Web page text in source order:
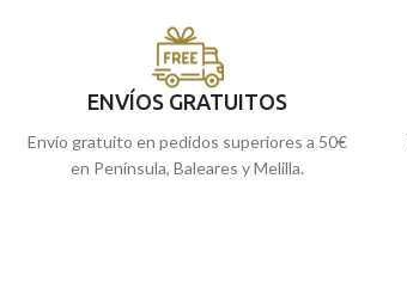
ENVÍOS GRATUITOS
Envío gratuito en pedidos superiores a 50€
en Península, Baleares y Melilla.